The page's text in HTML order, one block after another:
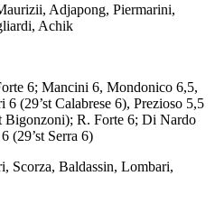
Adjapong, Piermarini,
Achik
6; Mancini 6, Mondonico 6,5,
(29’st Calabrese 6), Prezioso 5,5
Bigonzoni); R. Forte 6; Di Nardo
(29’st Serra 6)
Scorza, Baldassin, Lombari,